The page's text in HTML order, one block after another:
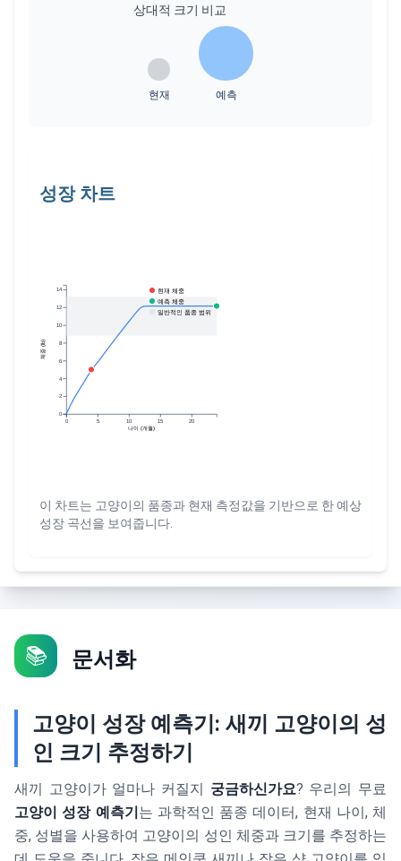
상대적 크기 비교
현재 예측
성장 차트
0 5 10 15 20
나이 (개월)
0
2
4
6
8
10
12
14
체중 (lb)
현재 체중
예측 체중
일반적인 품종 범위
이 차트는 고양이의 품종과 현재 측정값을 기반으로 한 예상
성장 곡선을 보여줍니다.
📚 문서화
고양이 성장 예측기: 새끼 고양이의 성
인 크기 추정하기
새끼 고양이가 얼마나 커질지 궁금하신가요? 우리의 무료
고양이 성장 예측기는 과학적인 품종 데이터, 현재 나이, 체
중, 성별을 사용하여 고양이의 성인 체중과 크기를 추정하는